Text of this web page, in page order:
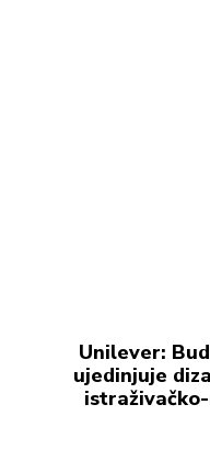
Unilever:
ujedinjuje